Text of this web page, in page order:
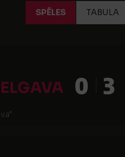
SPĒLES TABULA
0 3